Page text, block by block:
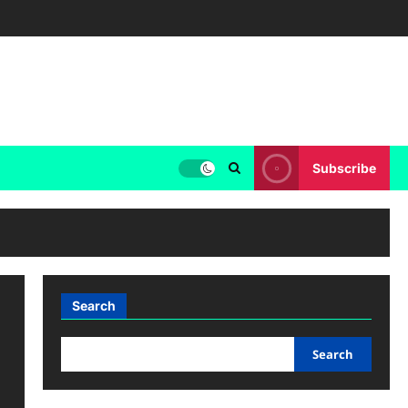
Subscribe
Search
Search